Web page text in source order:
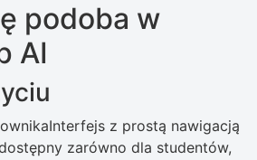
podoba w
AI
z prostą nawigacją
zarówno dla studentów,